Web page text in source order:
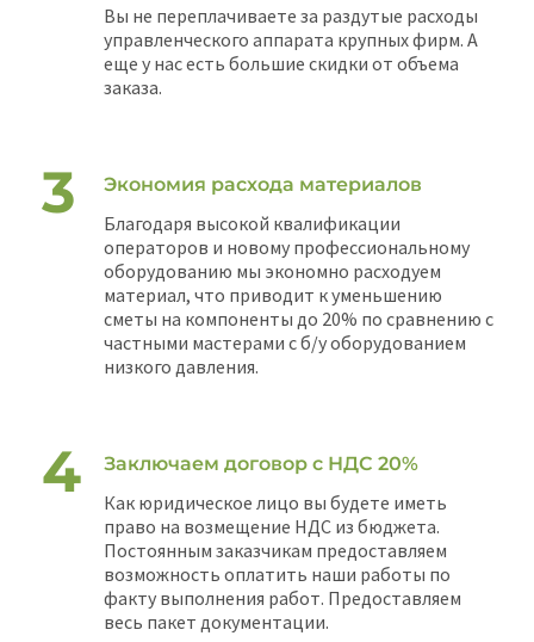
Вы не переплачиваете за раздутые расходы
управленческого аппарата крупных фирм. А
еще у нас есть большие скидки от объема
заказа.
Экономия расхода материалов
Благодаря высокой квалификации
операторов и новому профессиональному
оборудованию мы экономно расходуем
материал, что приводит к уменьшению
сметы на компоненты до 20% по сравнению с
частными мастерами с б/у оборудованием
низкого давления.
Заключаем договор с НДС 20%
Как юридическое лицо вы будете иметь
право на возмещение НДС из бюджета.
Постоянным заказчикам предоставляем
возможность оплатить наши работы по
факту выполнения работ. Предоставляем
весь пакет документации.